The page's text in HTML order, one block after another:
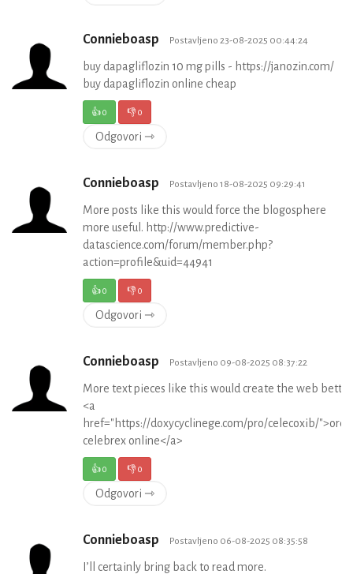
Connieboasp Postavljeno 23-08-2025 00:44:24
buy dapagliflozin 10 mg pills - https://janozin.com/
buy dapagliflozin online cheap
👍0 👎0
Odgovori ⇾
Connieboasp Postavljeno 18-08-2025 09:29:41
More posts like this would force the blogosphere
more useful. http://www.predictive-
datascience.com/forum/member.php?
action=profile&uid=44941
👍0 👎0
Odgovori ⇾
Connieboasp Postavljeno 09-08-2025 08:37:22
More text pieces like this would create the web better.
<a
href="https://doxycyclinege.com/pro/celecoxib/
celebrex online</a>
👍0 👎0
Odgovori ⇾
Connieboasp Postavljeno 06-08-2025 08:35:58
I’ll certainly bring back to read more.